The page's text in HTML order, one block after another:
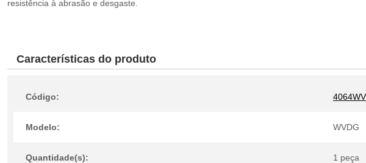
resistência à abrasão e desgaste.
Características do produto
Código:
Modelo: WVDG
Quantidade(s): 1 peça